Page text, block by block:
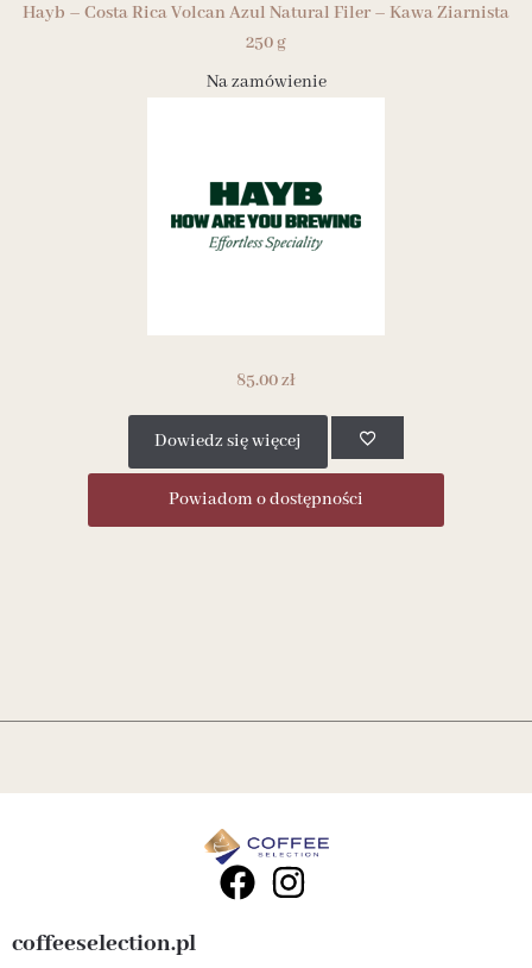
Hayb – Costa Rica Volcan Azul Natural Filer – Kawa Ziarnista
250 g
Na zamówienie
85.00zł
Dowiedz się więcej
Powiadom o dostępności
coffeeselection.pl